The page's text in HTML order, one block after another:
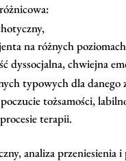
na różnych
dyssocjalna, chwiejna
typowych dla danego
tożsamości,
terapii.
analiza przeniesienia